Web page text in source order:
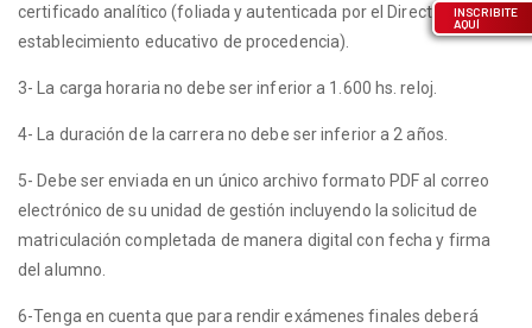
certificado analítico (foliada y autenticada por el Director del
establecimiento educativo de procedencia).
3- La carga horaria no debe ser inferior a 1.600 hs. reloj.
4- La duración de la carrera no debe ser inferior a 2 años.
5- Debe ser enviada en un único archivo formato PDF al correo
electrónico de su unidad de gestión incluyendo la solicitud de
matriculación completada de manera digital con fecha y firma
del alumno.
6-Tenga en cuenta que para rendir exámenes finales deberá
INSCRIBITE
AQUÍ